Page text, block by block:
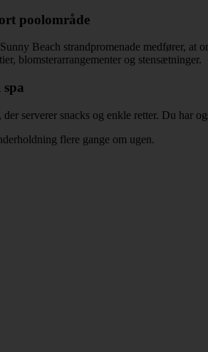
poolområde
Beach strandpromenade medfører,
blomsterarrangementer og stensætninger.
der serverer snacks og enkle retter. Du har
flere gange om ugen.